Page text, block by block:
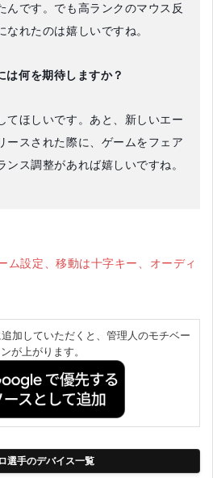
んです。でも高ランクのマウス反
れたのは嬉しいですね。
何を期待しますか？
てほしいです。あと、新しいエー
ースされた際に、ゲームをフェア
ンス調整があれば嬉しいですね。
ム設定、移動は十字キー、オーディ
加していただくと、管理人のモチベー
が上がります。
選手のデバイス一覧